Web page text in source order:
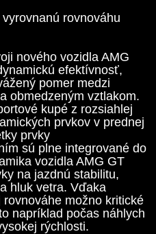
rovnováhu
nového vozidla AMG
efektívnosť,
pomer medzi
obmedzeným vztlakom.
kupé z rozsiahlej
prvkov v prednej
prvky
sú plne integrované do
vozidla AMG GT
na jazdnú stabilitu,
hluk vetra. Vďaka
možno kritické
napríklad počas náhlych
rýchlosti.